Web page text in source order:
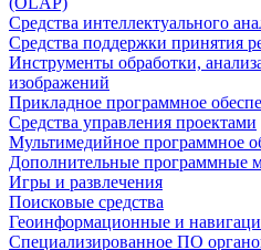
Средства интеллектуального
Средства поддержки принятия
Инструменты обработки,
изображений
Прикладное программное
Средства управления проектами
Мультимедийное программное
Дополнительные программные
Игры и развлечения
Поисковые средства
Геоинформационные и
Специализированное ПО